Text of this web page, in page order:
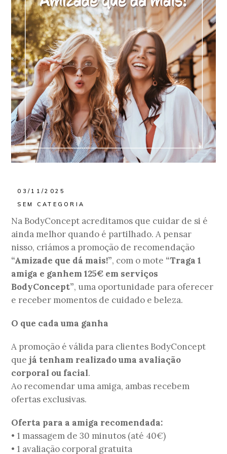
03/11/2025
SEM CATEGORIA
Na BodyConcept acreditamos que cuidar de si é
ainda melhor quando é partilhado. A pensar
nisso, criámos a promoção de recomendação
“Amizade que dá mais!”, com o mote “Traga 1
amiga e ganhem 125€ em serviços
BodyConcept”, uma oportunidade para oferecer
e receber momentos de cuidado e beleza.
O que cada uma ganha
A promoção é válida para clientes BodyConcept
que já tenham realizado uma avaliação
corporal ou facial.
Ao recomendar uma amiga, ambas recebem
ofertas exclusivas.
Oferta para a amiga recomendada:
• 1 massagem de 30 minutos (até 40€)
• 1 avaliação corporal gratuita